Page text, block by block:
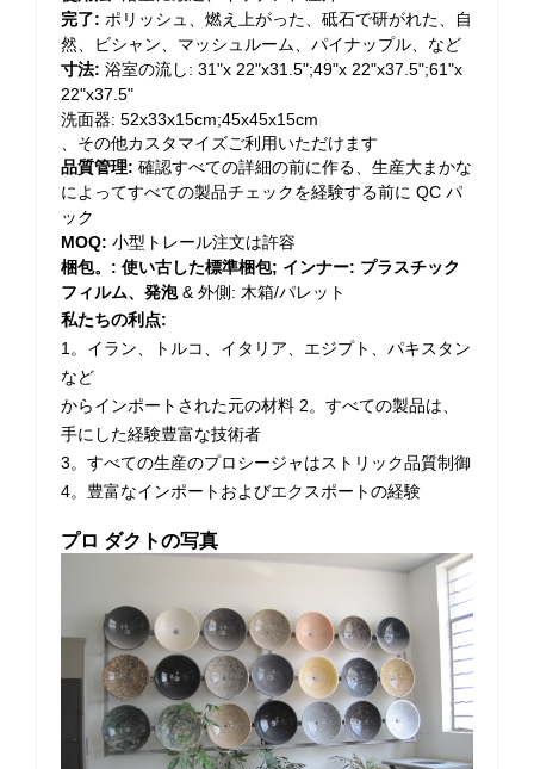
完了: ポリッシュ、燃え上がった、砥石で研がれた、自
然、ビシャン、マッシュルーム、パイナップル、など
寸法: 浴室の流し: 31"x 22"x31.5";49"x 22"x37.5";61"x
22"x37.5"
洗面器: 52x33x15cm;45x45x15cm
、その他カスタマイズご利用いただけます
品質管理: 確認すべての詳細の前に作る、生産大まかな
によってすべての製品チェックを経験する前に QC パ
ック
MOQ: 小型トレール注文は許容
梱包。: 使い古した標準梱包; インナー: プラスチック
フィルム、発泡& 外側: 木箱/パレット
私たちの利点:
1。イラン、トルコ、イタリア、エジプト、パキスタン
など
からインポートされた元の材料 2。すべての製品は、
手にした経験豊富な技術者
3。すべての生産のプロシージャはストリック品質制御
4。豊富なインポートおよびエクスポートの経験
プロ ダクトの写真